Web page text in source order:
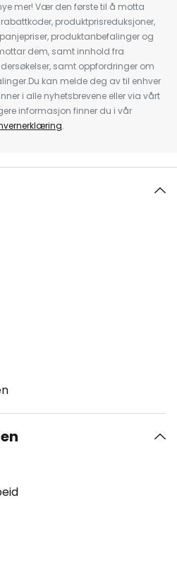
mer! Vær den første til å motta
produktprisreduksjoner,
produktanbefalinger og
dem, samt innhold fra
samt oppfordringer om
kan melde deg av til enhver
i alle nyhetsbrevene eller via vårt
informasjon finner du i vår
.